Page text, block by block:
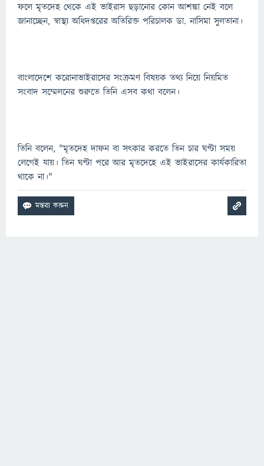
ফলে মৃতদেহ থেকে এই ভাইরাস ছড়ানোর কোন আশঙ্কা নেই বলে
জানাচ্ছেন, স্বাস্থ্য অধিদপ্তরের অতিরিক্ত পরিচালক ডা. নাসিমা সুলতানা।
বাংলাদেশে করোনাভাইরাসের সংক্রমণ বিষয়ক তথ্য নিয়ে নিয়মিত
সংবাদ সম্মেলনের শুরুতে তিনি এসব কথা বলেন।
তিনি বলেন, "মৃতদেহ দাফন বা সৎকার করতে তিন চার ঘণ্টা সময়
লেগেই যায়। তিন ঘণ্টা পরে আর মৃতদেহে এই ভাইরাসের কার্যকারিতা
থাকে না।"